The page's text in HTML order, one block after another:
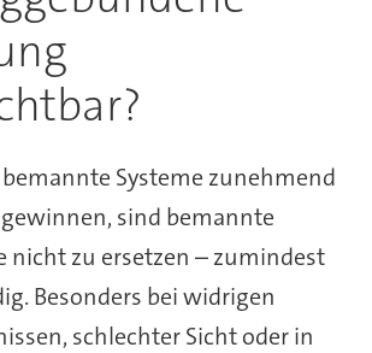
Systeme zunehmend
sind bemannte
nicht zu ersetzen – zumindest
Besonders bei widrigen
schlechter Sicht oder in